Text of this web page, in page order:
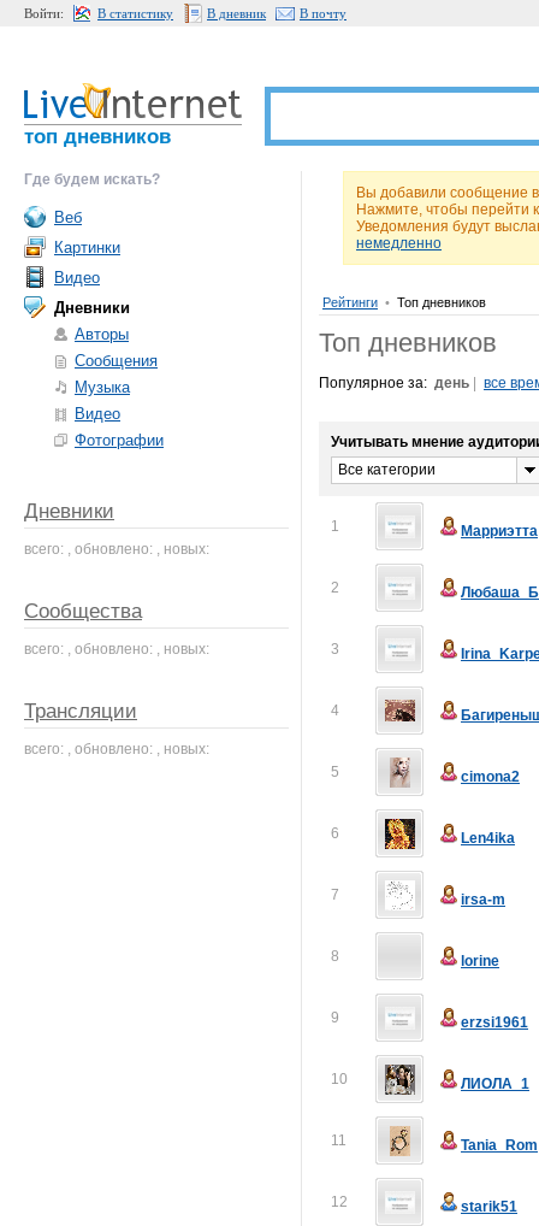
Войти: В статистику В дневник В почту
топ дневников
Вы добавили сообщение
Нажмите, чтобы перейти
Уведомления будут
немедленно
Рейтинги • Топ дневников
Топ дневников
Популярное за: день все
Учитывать мнение
Все категории
1 Марриэтта
2
3
4
5 cimona2
6 Len4ika
7 irsa-m
8 lorine
9 erzsi1961
10 ЛИОЛА_1
11 Tania_Rom
12 starik51
Где будем искать?
Веб
Картинки
Видео
Дневники
Авторы
Сообщения
Музыка
Видео
Фотографии
Дневники
всего: , обновлено: , новых:
Сообщества
всего: , обновлено: , новых:
Трансляции
всего: , обновлено: , новых: